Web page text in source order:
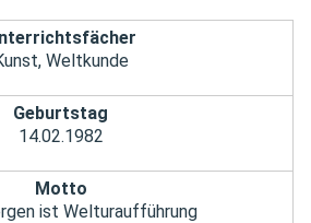
Weltkunde
Geburtstag
14.02.1982
Motto
ist Welturaufführung